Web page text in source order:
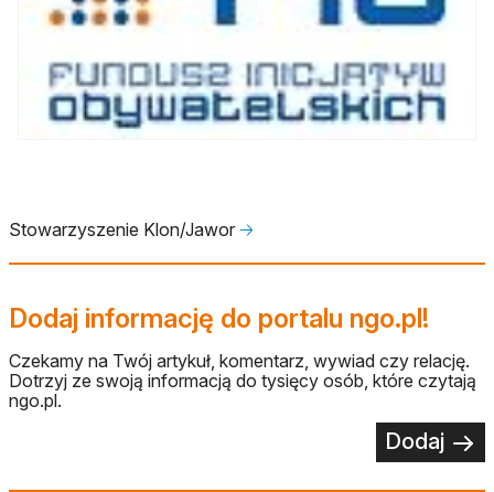
Stowarzyszenie Klon/Jawor 🡢
Dodaj informację do portalu ngo.pl!
Czekamy na Twój artykuł, komentarz, wywiad czy relację.
Dotrzyj ze swoją informacją do tysięcy osób, które czytają
ngo.pl.
Dodaj